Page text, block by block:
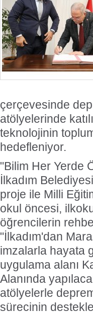
çerçevesinde
atölyelerinde
teknolojinin
hedefleniyor.
"Bilim Her Yerde
İlkadım
proje ile Milli
okul öncesi,
öğrencilerin
"İlkadım'dan
imzalarla hayata
uygulama alanı
Alanında
atölyelerle
sürecinin